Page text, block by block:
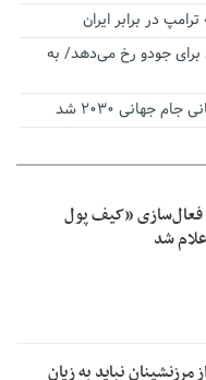
در برابر ایران
برای جودو رخ می‌دهد/ به
جهانی ۲۰۳۰ شد
«کیف پول
شد
مرزنشینان نباید به زیان